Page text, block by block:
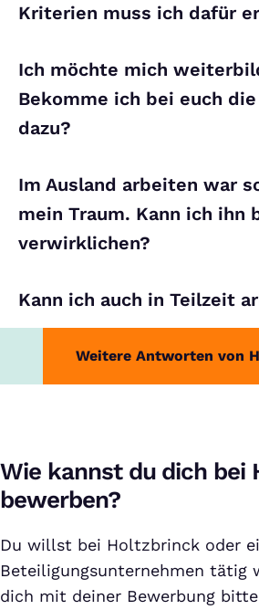
Kriterien muss ich dafür
Ich möchte mich
Bekomme ich bei euch die
dazu?
Im Ausland arbeiten war
mein Traum. Kann ich ihn
verwirklichen?
Kann ich auch in Teilzeit
Weitere Antworten von
Wie kannst du dich bei
bewerben?
Du willst bei Holtzbrinck oder
Beteiligungsunternehmen tätig
dich mit deiner Bewerbung